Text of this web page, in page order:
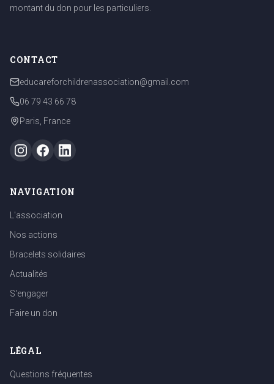
montant du don pour les particuliers.
CONTACT
educareforchildrenassociation@gmail.com
06 79 43 66 78
Paris, France
NAVIGATION
L'association
Nos actions
Bracelets solidaires
Actualités
S'engager
Faire un don
LÉGAL
Questions fréquentes